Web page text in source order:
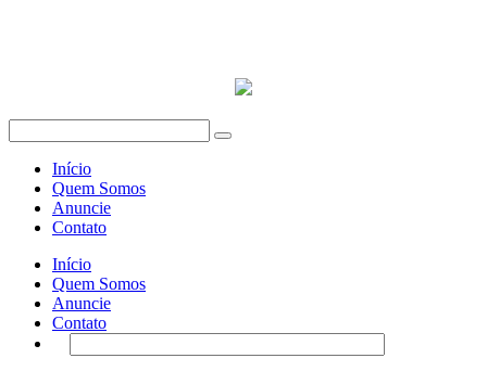
Início
Quem Somos
Anuncie
Contato
Início
Quem Somos
Anuncie
Contato